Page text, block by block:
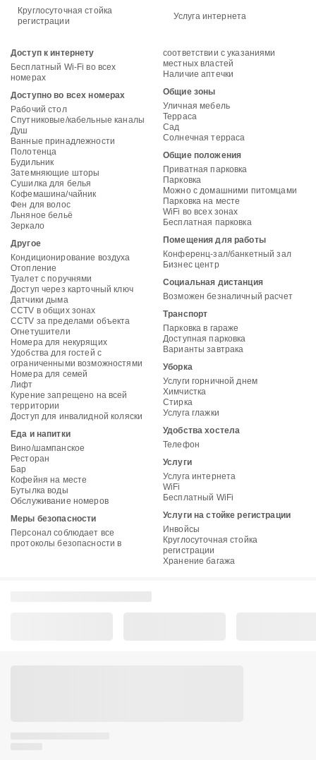
Круглосуточная стойка
регистрации
Услуга интернета
Доступ к интернету
Бесплатный Wi-Fi во всех
номерах
Доступно во всех номерах
Рабочий стол
Спутниковые/кабельные каналы
Душ
Ванные принадлежности
Полотенца
Будильник
Затемняющие шторы
Сушилка для белья
Кофемашина/чайник
Фен для волос
Льняное бельё
Зеркало
Другое
Кондиционирование воздуха
Отопление
Туалет с поручнями
Доступ через карточный ключ
Датчики дыма
CCTV в общих зонах
CCTV за пределами объекта
Огнетушители
Номера для некурящих
Удобства для гостей с
ограниченными возможностями
Номера для семей
Лифт
Курение запрещено на всей
территории
Доступ для инвалидной коляски
Еда и напитки
Вино/шампанское
Ресторан
Бар
Кофейня на месте
Бутылка воды
Обслуживание номеров
Меры безопасности
Персонал соблюдает все
протоколы безопасности в
соответствии с указаниями
местных властей
Наличие аптечки
Общие зоны
Уличная мебель
Терраса
Сад
Солнечная терраса
Общие положения
Приватная парковка
Парковка
Можно с домашними питомцами
Парковка на месте
WiFi во всех зонах
Бесплатная парковка
Помещения для работы
Конференц-зал/банкетный зал
Бизнес центр
Социальная дистанция
Возможен безналичный расчет
Транспорт
Парковка в гараже
Доступная парковка
Варианты завтрака
Уборка
Услуги горничной днем
Химчистка
Стирка
Услуга глажки
Удобства хостела
Телефон
Услуги
Услуга интернета
WiFi
Бесплатный WiFi
Услуги на стойке регистрации
Инвойсы
Круглосуточная стойка
регистрации
Хранение багажа